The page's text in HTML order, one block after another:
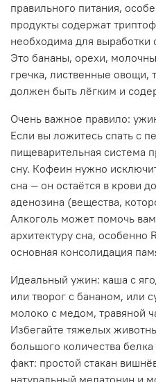
правильного питания,
продукты содержат
необходима для выработки
Это бананы, орехи,
гречка, лиственные
должен быть лёгким и
Очень важное правило:
Если вы ложитесь спать с
пищеварительная система
сну. Кофеин нужно
сна — он остаётся в крови
аденозина (вещества,
Алкоголь может помочь
архитектуру сна, особенно
основная консолидация
Идеальный ужин: каша с
или творог с бананом, или
молоко с медом, травяной
Избегайте тяжелых
большого количества
факт: простой стакан
натуральный мелатонин и